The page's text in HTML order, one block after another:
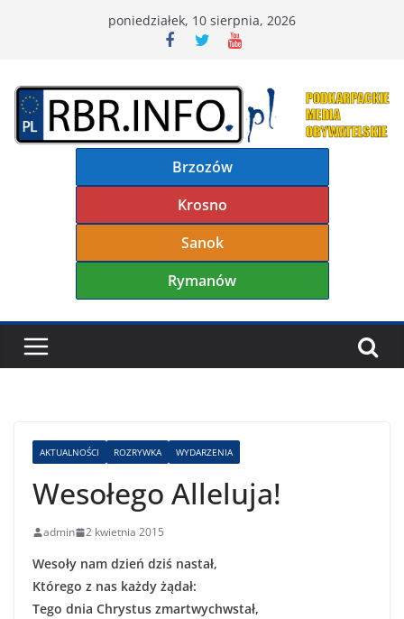
poniedziałek, 10 sierpnia, 2026
Brzozów
Krosno
Sanok
Rymanów
AKTUALNOŚCI ROZRYWKA WYDARZENIA
Wesołego Alleluja!
admin 2 kwietnia 2015
Wesoły nam dzień dziś nastał,
Którego z nas każdy żądał:
Tego dnia Chrystus zmartwychwstał,